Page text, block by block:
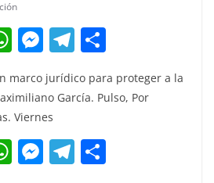
W
at
s
A
p
M
e
ss
e
n
g
T
e
a
m
m
marco jurídico para proteger a la
García. Pulso, Por
Viernes
W M T